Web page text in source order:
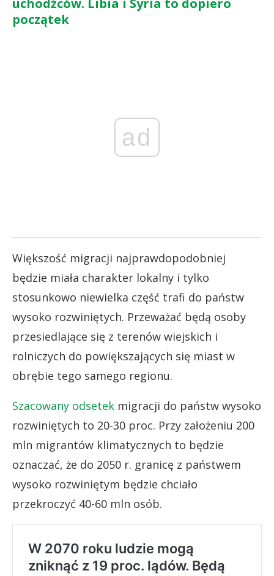
początek
ad
Większość migracji najprawdopodobniej
będzie miała charakter lokalny i tylko
stosunkowo niewielka część trafi do państw
wysoko rozwiniętych. Przeważać będą osoby
przesiedlające się z terenów wiejskich i
rolniczych do powiększających się miast w
obrębie tego samego regionu.
Szacowany odsetek migracji do państw wysoko
rozwiniętych to 20-30 proc. Przy założeniu 200
mln migrantów klimatycznych to będzie
oznaczać, że do 2050 r. granicę z państwem
wysoko rozwiniętym będzie chciało
przekroczyć 40-60 mln osób.